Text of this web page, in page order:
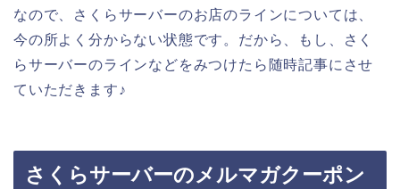
なので、さくらサーバーのお店のラインについては、
今の所よく分からない状態です。だから、もし、さく
らサーバーのラインなどをみつけたら随時記事にさせ
ていただきます♪
さくらサーバーのメルマガクーポン